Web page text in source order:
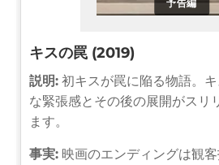
予告編
キスの罠 (2019)
説明: 初キスが罠に陥る物語。
な緊張感とその後の展開がスリ
ます。
事実: 映画のエンディングは観